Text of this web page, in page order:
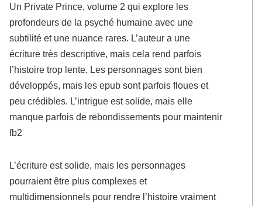
Un Private Prince, volume 2 qui explore les
profondeurs de la psyché humaine avec une
subtilité et une nuance rares. L’auteur a une
écriture très descriptive, mais cela rend parfois
l’histoire trop lente. Les personnages sont bien
développés, mais les epub sont parfois floues et
peu crédibles. L’intrigue est solide, mais elle
manque parfois de rebondissements pour maintenir
fb2
L’écriture est solide, mais les personnages
pourraient être plus complexes et
multidimensionnels pour rendre l’histoire vraiment